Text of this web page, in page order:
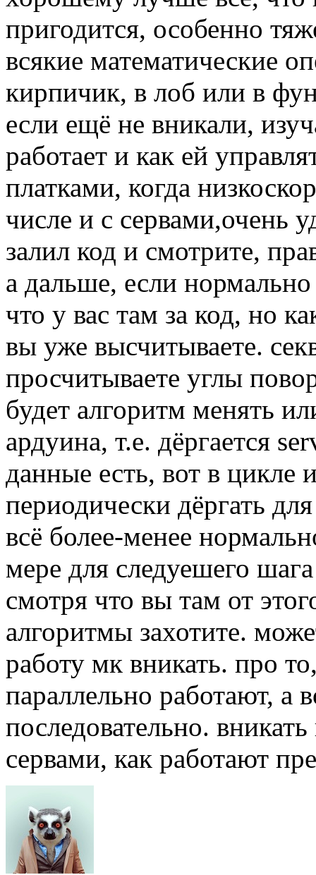
пригодится, особенно
всякие математические
кирпичик, в лоб или в
если ещё не вникали,
работает и как ей
платками, когда
числе и с сервами,очень
залил код и смотрите,
а дальше, если нормально
что у вас там за код, но
вы уже высчитываете.
просчитываете углы
будет алгоритм менять
ардуина, т.е. дёргается
данные есть, вот в цикле
периодически дёргать
всё более-менее
мере для следуешего
смотря что вы там от
алгоритмы захотите.
работу мк вникать. про
параллельно работают, а
последовательно.
сервами, как работают